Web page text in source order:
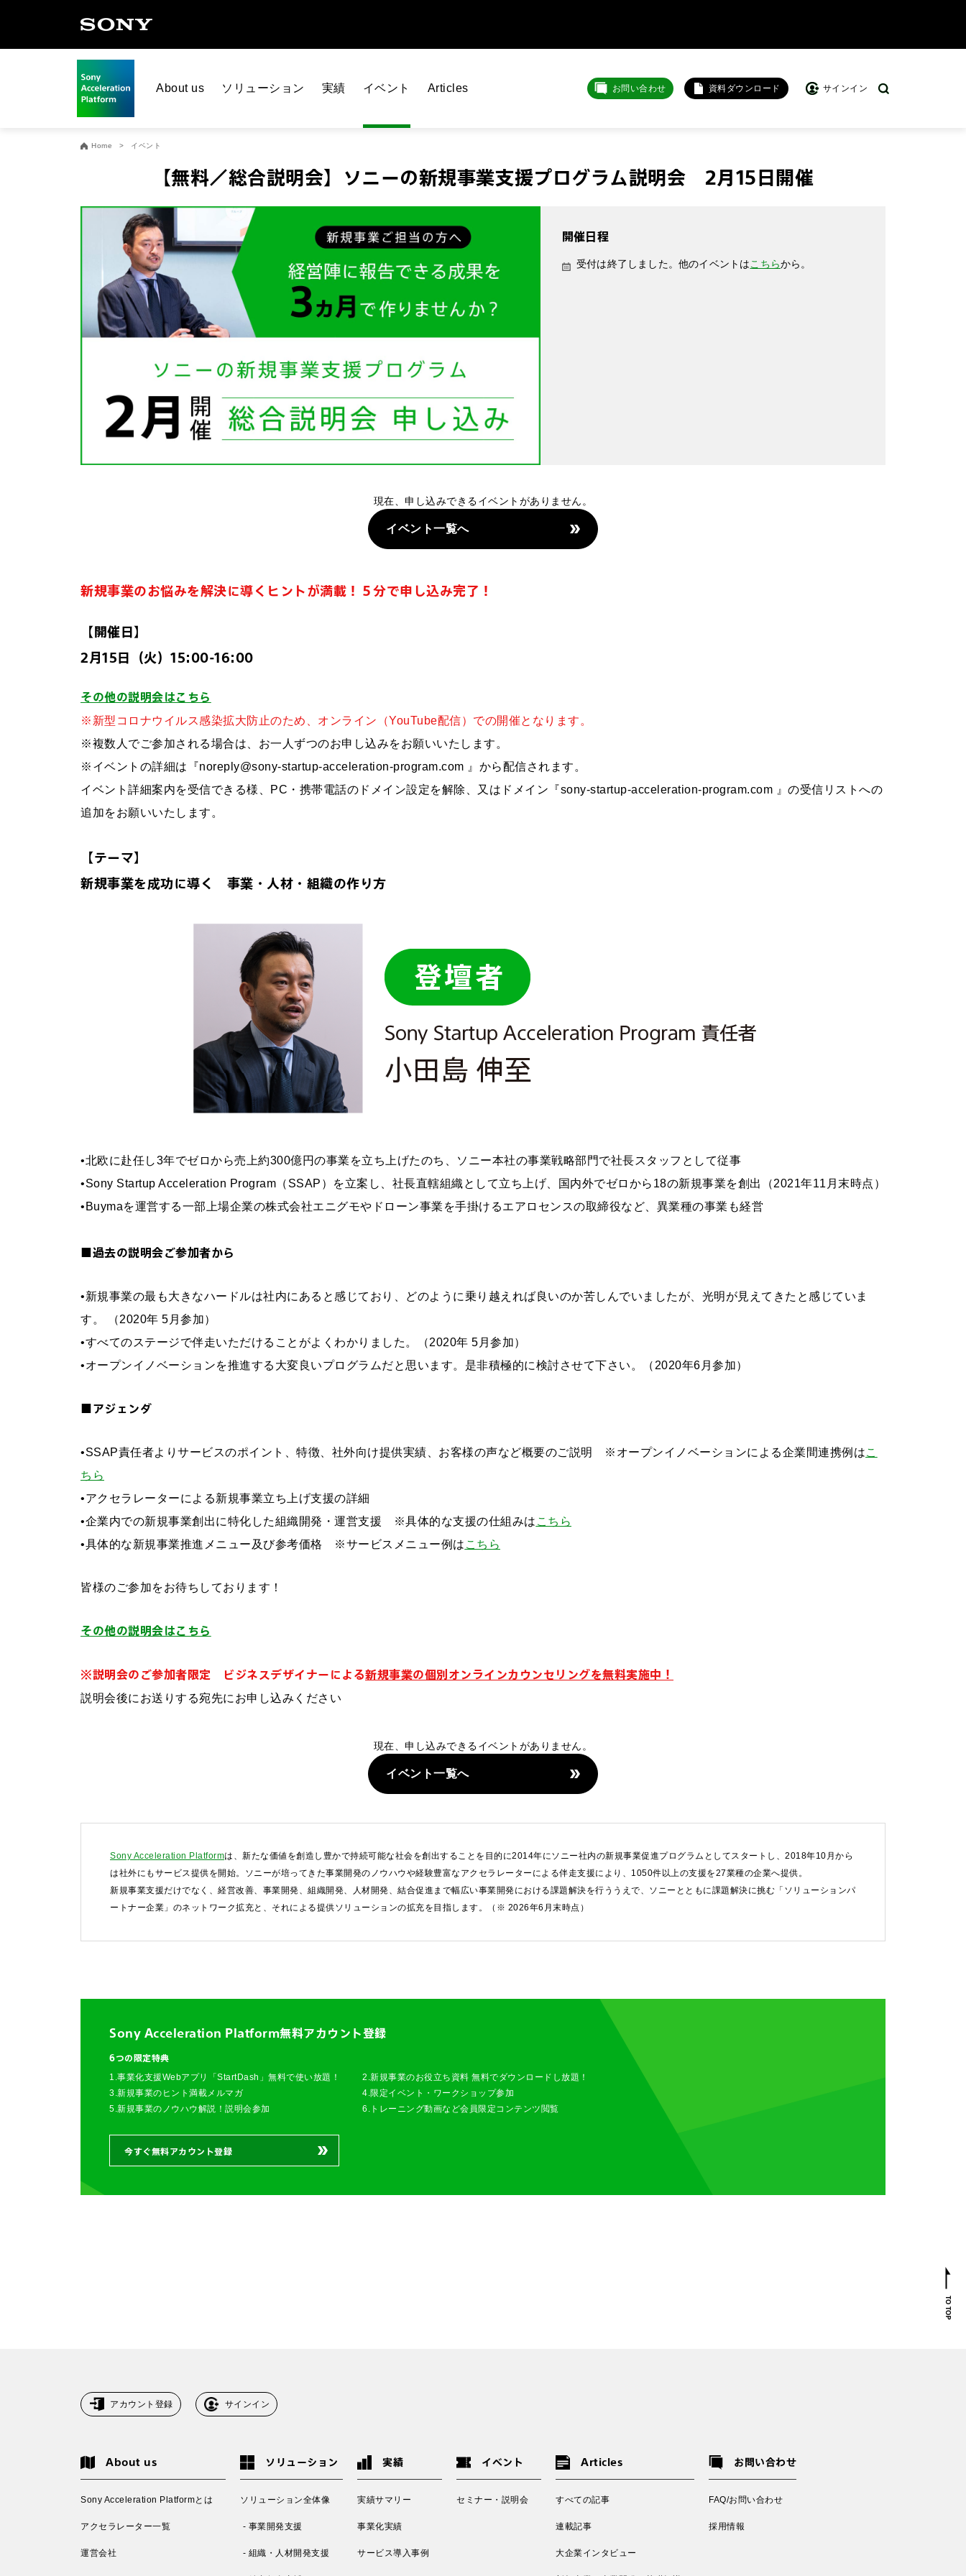
About us ソリューション 実績 イベント Articles お問い合わせ 資料ダウンロード サインイン
Home イベント
【無料／総合説明会】ソニーの新規事業支援プログラム説明会 2月15日開催
開催日程
受付は終了しました。他のイベントはこちらから。
現在、申し込みできるイベントがありません。
イベント一覧へ
新規事業のお悩みを解決に導くヒントが満載！５分で申し込み完了！
【開催日】
2月15日（火）15:00-16:00
その他の説明会はこちら
※新型コロナウイルス感染拡大防止のため、オンライン（YouTube配信）での開催となります。
※複数人でご参加される場合は、お一人ずつのお申し込みをお願いいたします。
※イベントの詳細は『noreply@sony-startup-acceleration-program.com 』から配信されます。
イベント詳細案内を受信できる様、PC・携帯電話のドメイン設定を解除、又はドメイン『sony-startup-acceleration-program.com 』の受信リストへの
追加をお願いいたします。
【テーマ】
新規事業を成功に導く 事業・人材・組織の作り方
•北欧に赴任し3年でゼロから売上約300億円の事業を立ち上げたのち、ソニー本社の事業戦略部門で社長スタッフとして従事
•Sony Startup Acceleration Program（SSAP）を立案し、社長直轄組織として立ち上げ、国内外でゼロから18の新規事業を創出（2021年11月末時点）
•Buymaを運営する一部上場企業の株式会社エニグモやドローン事業を手掛けるエアロセンスの取締役など、異業種の事業も経営
■過去の説明会ご参加者から
•新規事業の最も大きなハードルは社内にあると感じており、どのように乗り越えれば良いのか苦しんでいましたが、光明が見えてきたと感じていま
す。 （2020年 5月参加）
•すべてのステージで伴走いただけることがよくわかりました。（2020年 5月参加）
•オープンイノベーションを推進する大変良いプログラムだと思います。是非積極的に検討させて下さい。（2020年6月参加）
■アジェンダ
•SSAP責任者よりサービスのポイント、特徴、社外向け提供実績、お客様の声など概要のご説明 ※オープンイノベーションによる企業間連携例はこ
ちら
•アクセラレーターによる新規事業立ち上げ支援の詳細
•企業内での新規事業創出に特化した組織開発・運営支援 ※具体的な支援の仕組みは こちら
•具体的な新規事業推進メニュー及び参考価格 ※サービスメニュー例は こちら
皆様のご参加をお待ちしております！
その他の説明会はこちら
※説明会のご参加者限定 ビジネスデザイナーによる新規事業の個別オンラインカウンセリングを無料実施中！
説明会後にお送りする宛先にお申し込みください
現在、申し込みできるイベントがありません。
イベント一覧へ
Sony Acceleration Platformは、新たな価値を創造し豊かで持続可能な社会を創出することを目的に2014年にソニー社内の新規事業促進プログラムとしてスタートし、2018年10月から
は社外にもサービス提供を開始。ソニーが培ってきた事業開発のノウハウや経験豊富なアクセラレーターによる伴走支援により、1050件以上の支援を27業種の企業へ提供。
新規事業支援だけでなく、経営改善、事業開発、組織開発、人材開発、結合促進まで幅広い事業開発における課題解決を行ううえで、ソニーとともに課題解決に挑む「ソリューションパ
ートナー企業」のネットワーク拡充と、それによる提供ソリューションの拡充を目指します。（※ 2026年6月末時点）
Sony Acceleration Platform無料アカウント登録
6つの限定特典
1.事業化支援Webアプリ「StartDash」無料で使い放題！
2.新規事業のお役立ち資料 無料でダウンロードし放題！
3.新規事業のヒント満載メルマガ
4.限定イベント・ワークショップ参加
5.新規事業のノウハウ解説！説明会参加
6.トレーニング動画など会員限定コンテンツ閲覧
今すぐ無料アカウント登録
お問い合わせ
FAQ & 個人お問い合わせ
アカウント登録 サインイン
About us
Sony Acceleration Platformとは
アクセラレーター一覧
運営会社
ソリューション
ソリューション全体像
- 事業開発支援
- 組織・人材開発支援
実績
実績サマリー
事業化実績
サービス導入事例
イベント
セミナー・説明会
Articles
すべての記事
連載記事
大企業インタビュー
お問い合わせ
FAQ/お問い合わせ
採用情報